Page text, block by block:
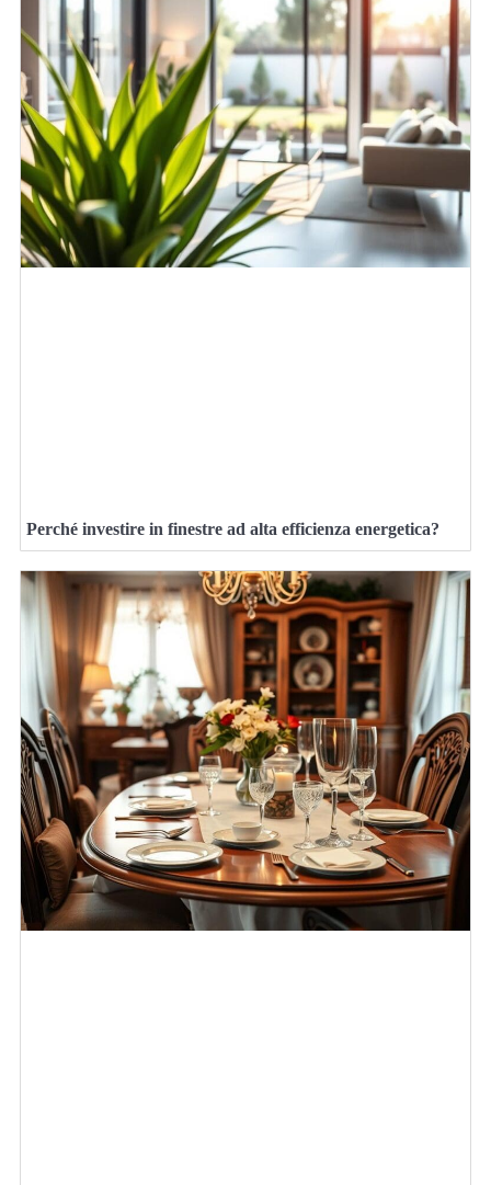
Perché investire in finestre ad alta efficienza energetica?